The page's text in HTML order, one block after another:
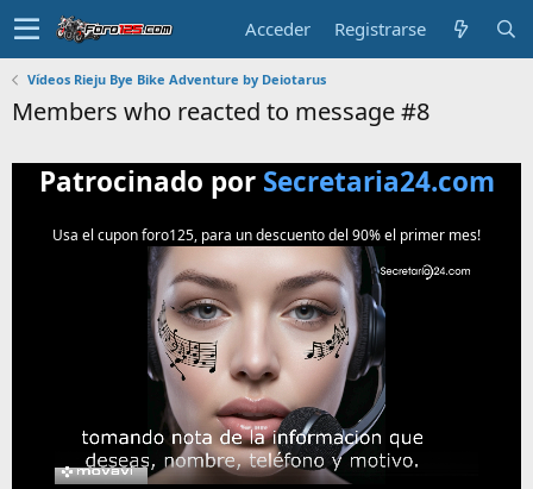
Acceder Registrarse
Vídeos Rieju Bye Bike Adventure by Deiotarus
Members who reacted to message #8
Patrocinado por Secretaria24.com
Usa el cupon foro125, para un descuento del 90% el primer mes!